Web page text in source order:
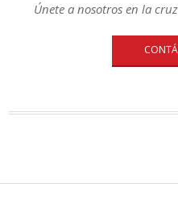
Únete a nosotros en la